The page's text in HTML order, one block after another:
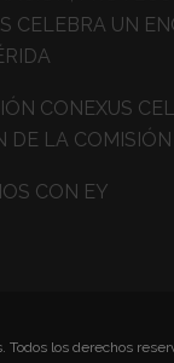
CELEBRA UN
CONEXUS
DE LA
CON EY
los derechos